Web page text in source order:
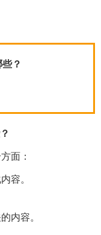
？
面：
容。
内容。